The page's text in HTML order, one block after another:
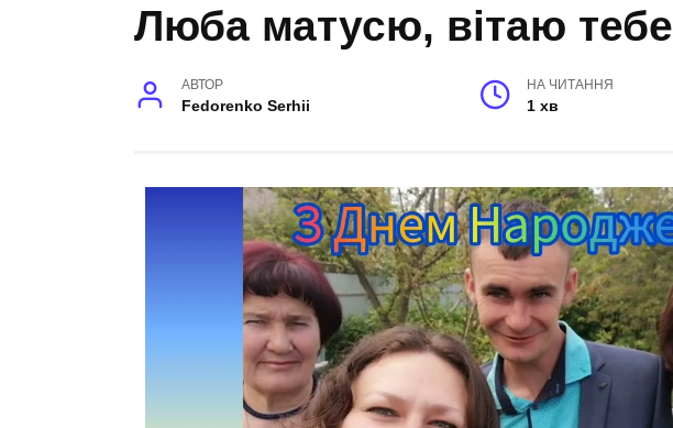
Люба матусю, вітаю тебе
АВТОР
Fedorenko Serhii
НА ЧИТАННЯ
1 хв